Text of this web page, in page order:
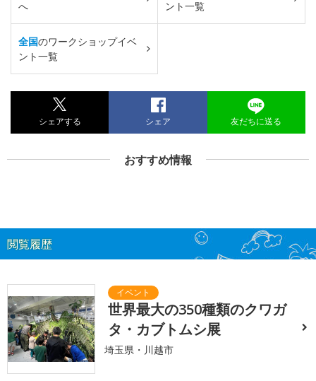
へ ント一覧
全国のワークショップイベ
ント一覧
シェアする シェア 友だちに送る
おすすめ情報
閲覧履歴
世界最大の350種類のクワガ
タ・カブトムシ展
埼玉県・川越市